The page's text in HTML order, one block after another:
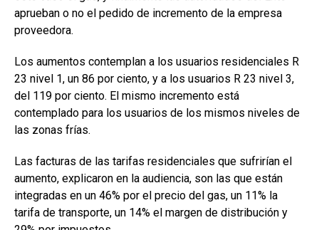
aprueban o no el pedido de incremento de la empresa
proveedora.
Los aumentos contemplan a los usuarios residenciales R
23 nivel 1, un 86 por ciento, y a los usuarios R 23 nivel 3,
del 119 por ciento. El mismo incremento está
contemplado para los usuarios de los mismos niveles de
las zonas frías.
Las facturas de las tarifas residenciales que sufrirían el
aumento, explicaron en la audiencia, son las que están
integradas en un 46% por el precio del gas, un 11% la
tarifa de transporte, un 14% el margen de distribución y